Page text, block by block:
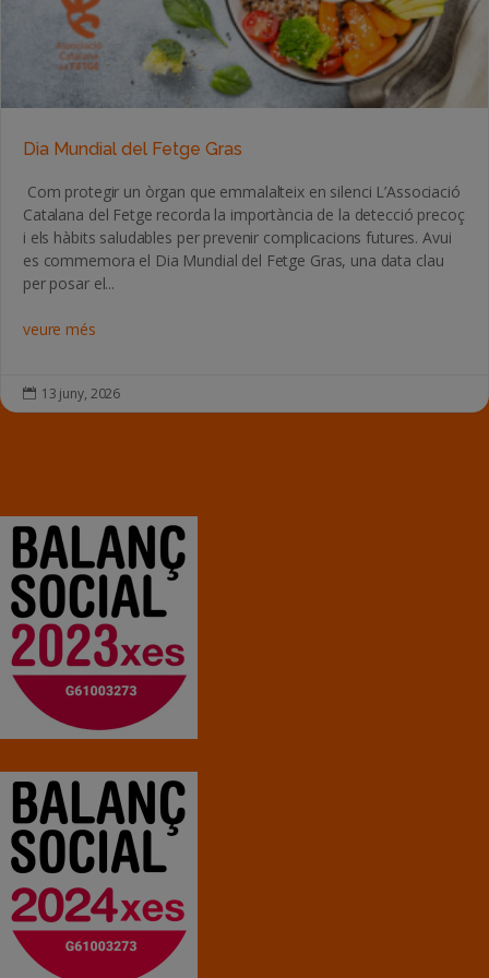
Dia Mundial del Fetge Gras
Com protegir un òrgan que emmalalteix en silenci L’Associació
Catalana del Fetge recorda la importància de la detecció precoç
i els hàbits saludables per prevenir complicacions futures. Avui
es commemora el Dia Mundial del Fetge Gras, una data clau
per posar el...
veure més
 13 juny, 2026